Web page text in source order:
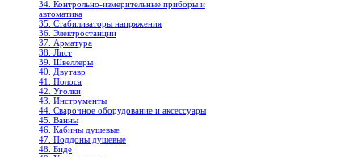
34. Контрольно-измерительные приборы и
автоматика
35. Стабилизаторы напряжения
36. Электростанции
37. Арматура
38. Лист
39. Швеллеры
40. Двутавр
41. Полоса
42. Уголки
43. Инструменты
44. Сварочное оборудование и аксессуары
45. Ванны
46. Кабины душевые
47. Поддоны душевые
48. Биде